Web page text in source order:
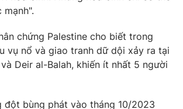
mọi hình thức nếu không có sự chấp
Ghi rõ nguồn VTV.vn khi phát hành lại
này.
chứng Palestine cho biết trong
vụ nổ và giao tranh dữ dội xảy ra tại
và Deir al-Balah, khiến ít nhất 5 người
đột bùng phát vào tháng 10/2023